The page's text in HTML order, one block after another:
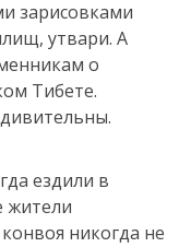
зарисовками
утвари. А
о
Тибете.
ездили в
жители
никогда не